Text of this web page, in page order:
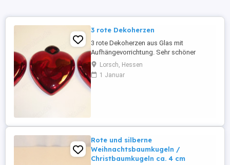
3 rote Dekoherzen
3 rote Dekoherzen aus Glas mit
Aufhängevorrichtung. Sehr schöner
Schmuck für Advents- und
Weihnachtszeit. Dekorativ zum Hängen an
ein Fenster. Maße je Herz: Höhe ca. 19 cm,
Lorsch, Hessen
1 Januar
Rote und silberne
Weihnachtsbaumkugeln /
Christbaumkugeln ca. 4 cm